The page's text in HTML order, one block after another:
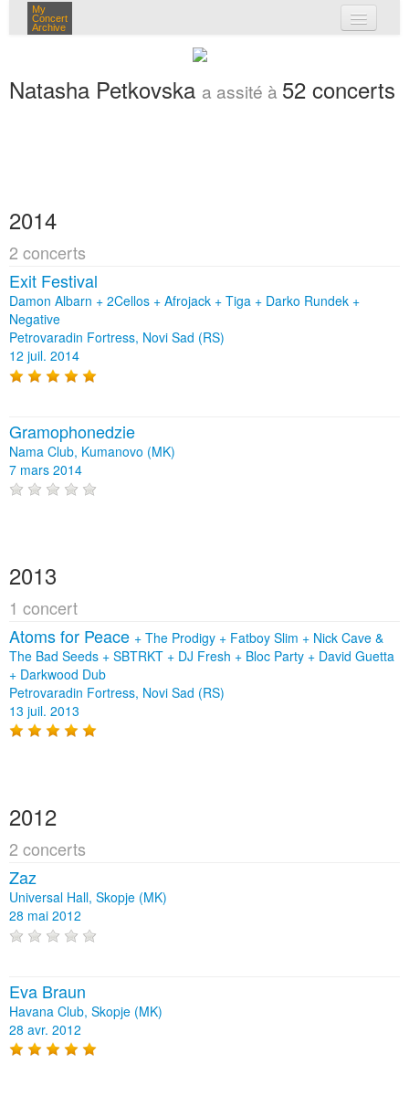
My
Concert
Archive
mes concerts
connexion
Natasha Petkovska a assité à 52 concerts
2014
2 concerts
Exit Festival
Damon Albarn + 2Cellos + Afrojack + Tiga + Darko Rundek +
Negative
Petrovaradin Fortress, Novi Sad (RS)
12 juil. 2014
Gramophonedzie
Nama Club, Kumanovo (MK)
7 mars 2014
2013
1 concert
Atoms for Peace + The Prodigy + Fatboy Slim + Nick Cave &
The Bad Seeds + SBTRKT + DJ Fresh + Bloc Party + David Guetta
+ Darkwood Dub
Petrovaradin Fortress, Novi Sad (RS)
13 juil. 2013
2012
2 concerts
Zaz
Universal Hall, Skopje (MK)
28 mai 2012
Eva Braun
Havana Club, Skopje (MK)
28 avr. 2012